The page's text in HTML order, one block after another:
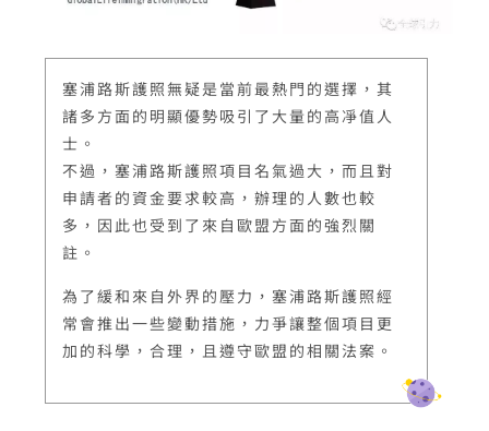
塞浦路斯護照無疑是當前最熱門的選擇，其
諸多方面的明顯優勢吸引了大量的高凈值人
士。
不過，塞浦路斯護照項目名氣過大，而且對
申請者的資金要求較高，辦理的人數也較
多，因此也受到了來自歐盟方面的強烈關
註。
為了緩和來自外界的壓力，塞浦路斯護照經
常會推出一些變動措施，力爭讓整個項目更
加的科學，合理，且遵守歐盟的相關法案。